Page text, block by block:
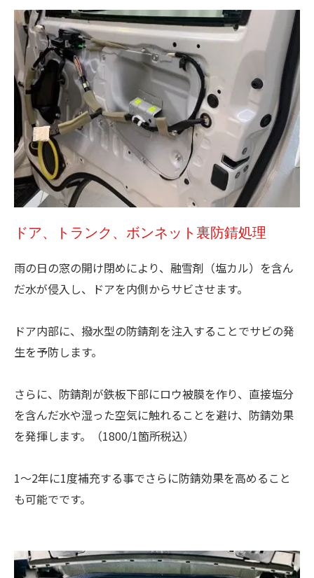
ドア、トランク、ボンネット裏防錆処理
雨の日の窓の開け閉めにより、融雪剤（塩カル）を含ん
だ水が侵入し、ドアを内側からサビさせます。
ドア内部に、撥水型の防錆剤を注入することでサビの発
生を予防します。
さらに、防錆剤が鉄板下部にロウ被膜を作り、直接塩分
を含んだ水や湿った空気に触れることを避け、防錆効果
を発揮します。（1800/1箇所税込）
1〜2年に1度補充する事でさらに防錆効果を高めること
も可能でです。